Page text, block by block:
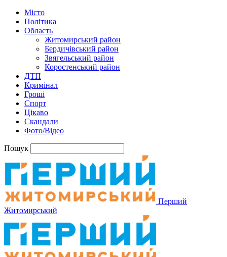
Місто
Політика
Область
Житомирський район
Бердичівський район
Звягельський район
Коростенський район
ДТП
Кримінал
Гроші
Спорт
Цікаво
Скандали
Фото/Відео
Пошук
Перший
Житомирський